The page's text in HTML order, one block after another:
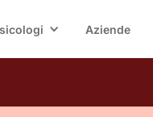
Aziende